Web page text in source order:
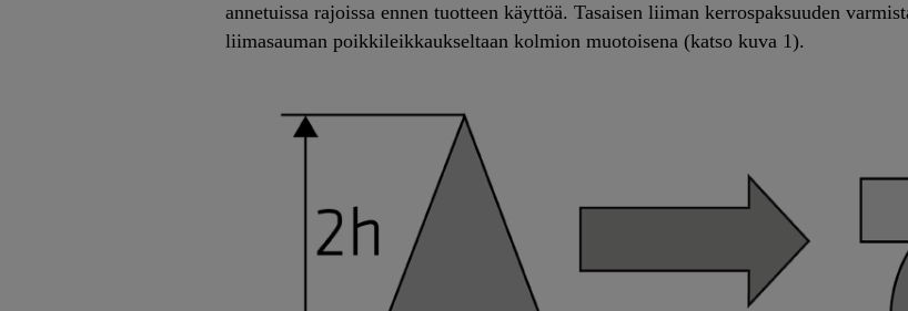
annetuissa rajoissa ennen tuotteen käyttöä. Tasaisen liiman kerrospaksuuden
liimasauman poikkileikkaukseltaan kolmion muotoisena (katso kuva 1).